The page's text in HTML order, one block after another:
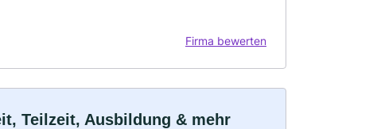
Firma bewerten
Teilzeit, Ausbildung & mehr